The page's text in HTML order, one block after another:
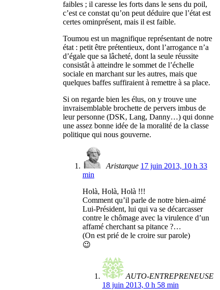
faibles ; il caresse les forts dans le sens du poil,
c’est ce constat qu’on peut déduire que l’état est
certes ominprésent, mais il est faible.
Toumou est un magnifique représentant de notre
état : petit être prétentieux, dont l’arrogance n’a
d’égale que sa lâcheté, dont la seule réussite
consistât à atteindre le sommet de l’échelle
sociale en marchant sur les autres, mais que
quelques baffes suffiraient à remettre à sa place.
Si on regarde bien les élus, on y trouve une
invraisemblable brochette de pervers imbus de
leur personne (DSK, Lang, Danny…) qui donne
une assez bonne idée de la moralité de la classe
politique qui nous gouverne.
Aristarque 17 juin 2013, 10 h 33
min
Holà, Holà, Holà !!!
Comment qu’il parle de notre bien-aimé
Lui-Président, lui qui va se décarcasser
contre le chômage avec la virulence d’un
affamé cherchant sa pitance ?…
(On est prié de le croire sur parole)
😉
AUTO-ENTREPRENEUSE
18 juin 2013, 0 h 58 min